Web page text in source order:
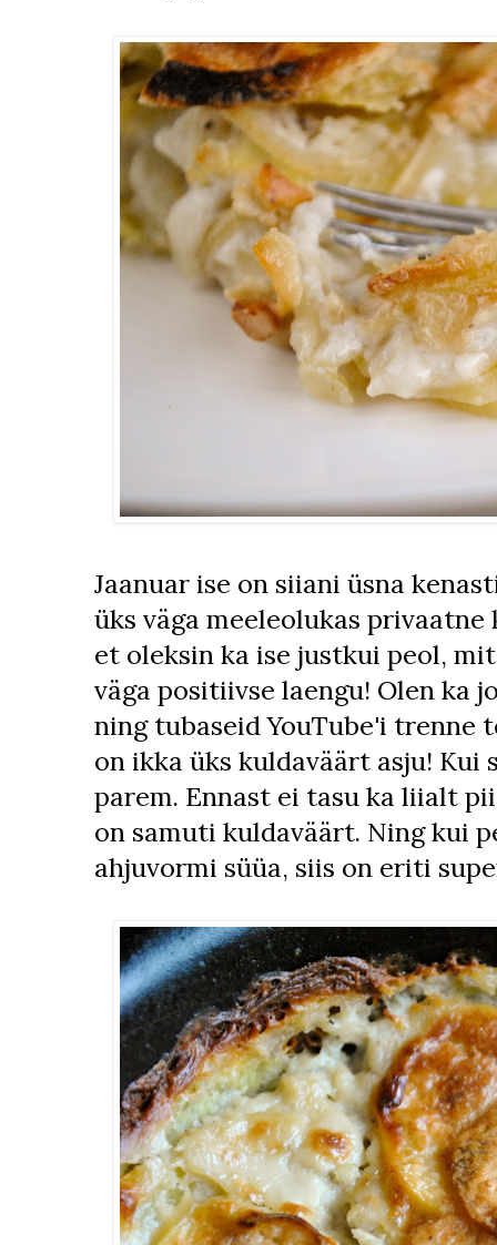
Jaanuar ise on siiani üsna
üks väga meeleolukas
et oleksin ka ise justkui peol,
väga positiivse laengu! Olen ka
ning tubaseid YouTube'i trenne
on ikka üks kuldaväärt asju! Kui
parem. Ennast ei tasu ka liialt
on samuti kuldaväärt. Ning kui
ahjuvormi süüa, siis on eriti